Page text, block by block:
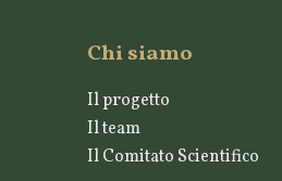
Chi siamo
Il progetto
Il team
Il Comitato Scientifico